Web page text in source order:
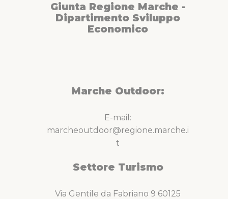
Giunta Regione Marche -
Dipartimento Sviluppo
Economico
Marche Outdoor:
E-mail:
marcheoutdoor@regione.marche.i
t
Settore Turismo
Via Gentile da Fabriano 9 60125